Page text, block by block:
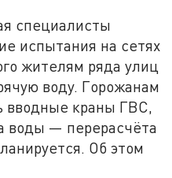
специалисты
испытания на сетях
жителям ряда улиц
воду. Горожанам
вводные краны ГВС,
воды — перерасчёта
Об этом